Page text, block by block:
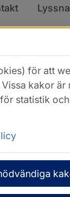
Lyssna
för att
kakor är
statistik